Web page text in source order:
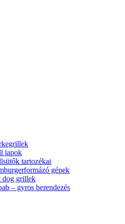
lapok
tartozékai
gépek
dog grillek
– gyros berendezés